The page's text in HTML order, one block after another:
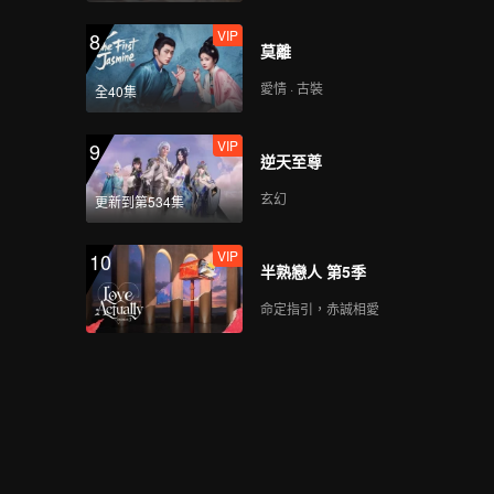
8
全40集
VIP
莫離
愛情 · 古裝
9
更新到第534集
VIP
逆天至尊
玄幻
10 VIP
半熟戀人 第5季
命定指引，赤誠相愛